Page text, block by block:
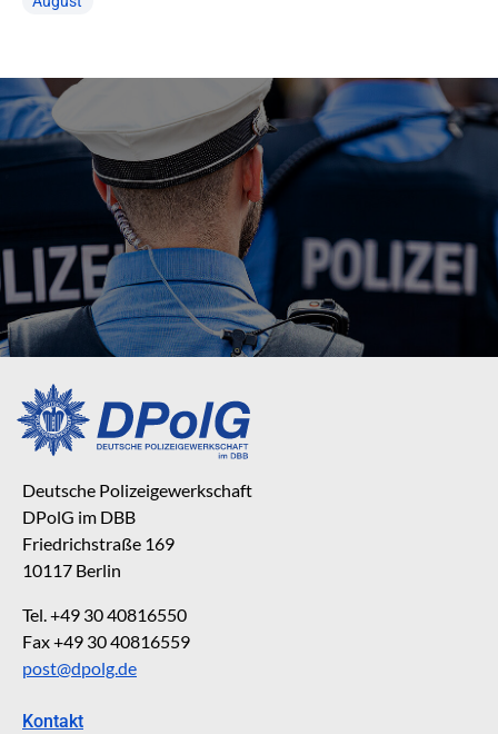
Deutsche Polizeigewerkschaft
DPolG im DBB
Friedrichstraße 169
10117 Berlin
Tel. +49 30 40816550
Fax +49 30 40816559
post@dpolg.de
Kontakt